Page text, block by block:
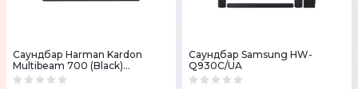
Саундбар Harman Kardon
Multibeam 700 (Black)
HKCITAMB700BLKEU
Саундбар Samsung HW-
Q930C/UA